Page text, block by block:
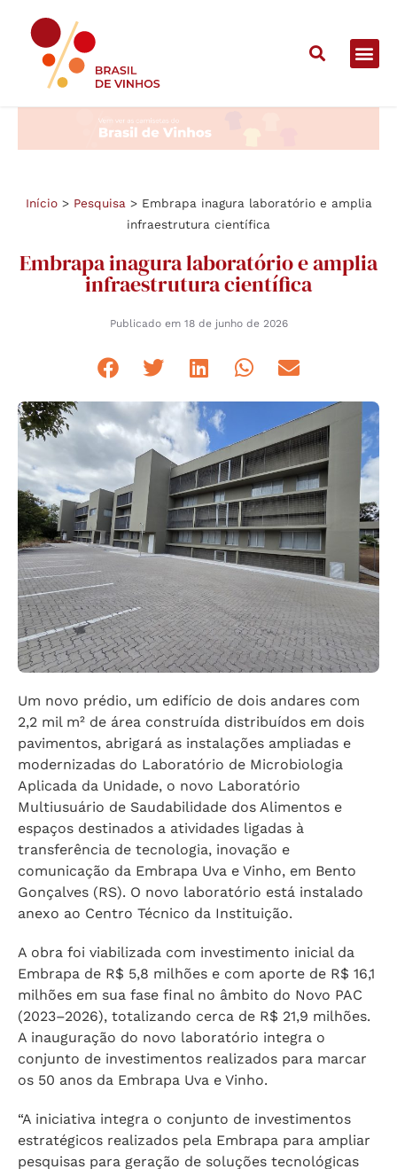
Início> Pesquisa > Embrapa inagura laboratório e amplia
infraestrutura científica
Embrapa inagura laboratório e amplia
infraestrutura científica
Publicado em 18 de junho de 2026
Um novo prédio, um edifício de dois andares com
2,2 mil m² de área construída distribuídos em dois
pavimentos, abrigará as instalações ampliadas e
modernizadas do Laboratório de Microbiologia
Aplicada da Unidade, o novo Laboratório
Multiusuário de Saudabilidade dos Alimentos e
espaços destinados a atividades ligadas à
transferência de tecnologia, inovação e
comunicação da Embrapa Uva e Vinho, em Bento
Gonçalves (RS). O novo laboratório está instalado
anexo ao Centro Técnico da Instituição.
A obra foi viabilizada com investimento inicial da
Embrapa de R$ 5,8 milhões e com aporte de R$ 16,1
milhões em sua fase final no âmbito do Novo PAC
(2023–2026), totalizando cerca de R$ 21,9 milhões.
A inauguração do novo laboratório integra o
conjunto de investimentos realizados para marcar
os 50 anos da Embrapa Uva e Vinho.
“A iniciativa integra o conjunto de investimentos
estratégicos realizados pela Embrapa para ampliar
pesquisas para geração de soluções tecnológicas